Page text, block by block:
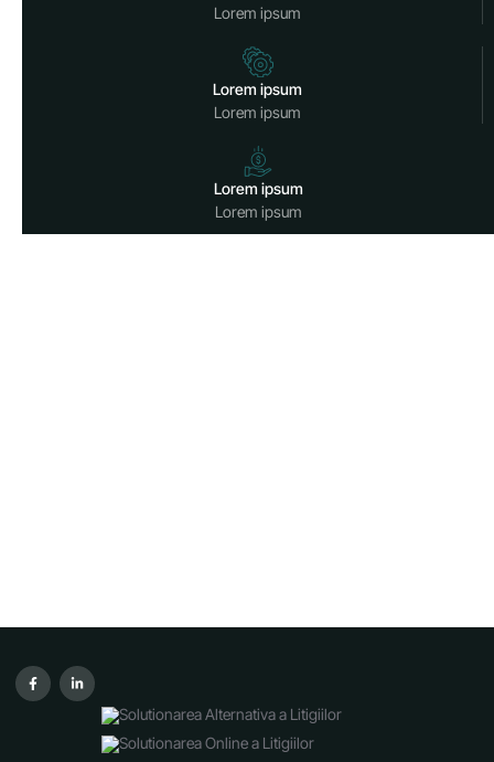
Lorem ipsum
Lorem ipsum
Lorem ipsum
Lorem ipsum
Lorem ipsum